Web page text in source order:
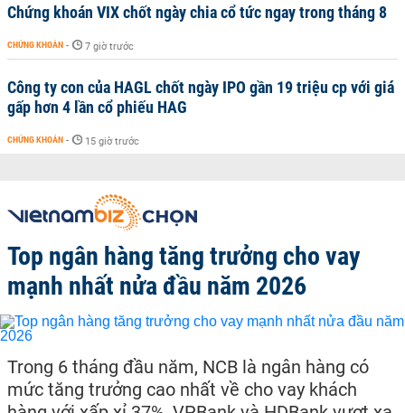
Chứng khoán VIX chốt ngày chia cổ tức ngay trong tháng 8
CHỨNG KHOÁN - 7 giờ trước
Công ty con của HAGL chốt ngày IPO gần 19 triệu cp với giá
gấp hơn 4 lần cổ phiếu HAG
CHỨNG KHOÁN - 15 giờ trước
Top ngân hàng tăng trưởng cho vay
mạnh nhất nửa đầu năm 2026
Trong 6 tháng đầu năm, NCB là ngân hàng có
mức tăng trưởng cao nhất về cho vay khách